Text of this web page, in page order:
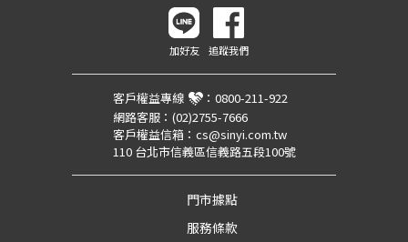
加好友 追蹤我們
客戶權益專線 ： 0800-211-922
網路客服： (02)2755-7666
客戶權益信箱： cs@sinyi.com.tw
110 台北市信義區信義路五段100號
門市據點
服務條款